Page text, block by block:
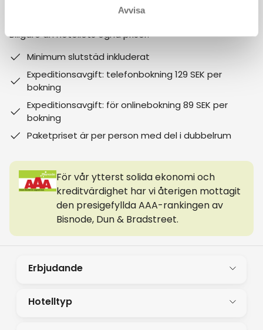
Avvisa
Billgare än hotellets egna priser.
Minimum slutstäd inkluderat
Expeditionsavgift: telefonbokning 129 SEK per
bokning
Expeditionsavgift: för onlinebokning 89 SEK per
bokning
Paketpriset är per person med del i dubbelrum
För vår ytterst solida ekonomi och
kreditvärdighet har vi återigen mottagit
den presigefyllda AAA-rankingen av
Bisnode, Dun & Bradstreet.
Erbjudande
Hotelltyp